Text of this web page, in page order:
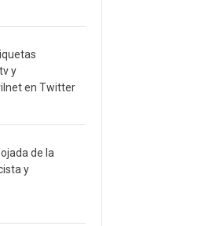
y
en Twitter
de la
y